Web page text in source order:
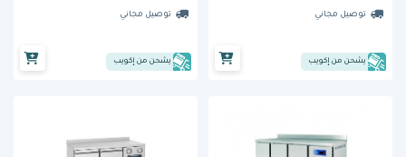
توصيل مجاني
يشحن من إكويب
توصيل مجاني
يشحن من إكويب